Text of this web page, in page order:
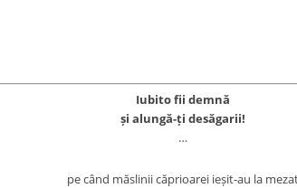
Iubito fii demnă
și alungă-ți desăgarii!
…
pe când măslinii căprioarei ieșit-au la